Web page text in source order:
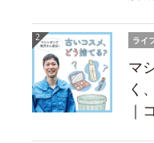
ライ
マ
く
｜